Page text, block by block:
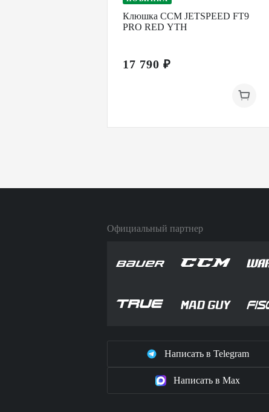
Клюшка CCM JETSPEED FT9
PRO RED YTH
17 790 ₽
Официальный партнер
Написать в Telegram
Написать в Max